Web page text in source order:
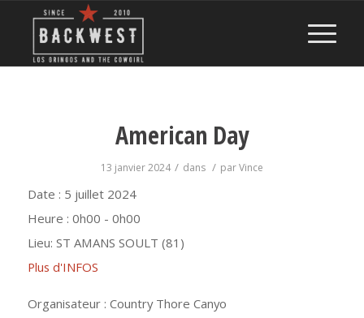
American Day
13 janvier 2024 / dans / parVince
Date : 5 juillet 2024
Heure : 0h00 - 0h00
Lieu: ST AMANS SOULT (81)
Plus d'INFOS
Organisateur : Country Thore Canyo